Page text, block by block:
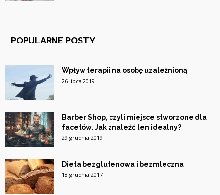
POPULARNE POSTY
Wpływ terapii na osobę uzależnioną
26 lipca 2019
Barber Shop, czyli miejsce stworzone dla
facetów. Jak znaleźć ten idealny?
29 grudnia 2019
Dieta bezglutenowa i bezmleczna
18 grudnia 2017